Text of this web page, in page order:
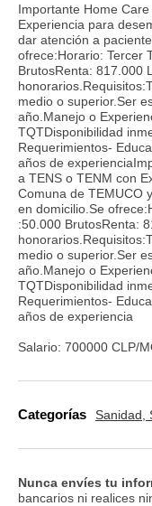
Importante Home
Experiencia para
dar atención a
ofrece:Horario: Tercer
BrutosRenta: 817.000
medio o superior.Ser
año.Manejo o
TQTDisponibilidad
Requerimientos-
años de
a TENS o TENM con
Comuna de TEMUCO
en domicilio.Se
:50.000 BrutosRenta:
medio o superior.Ser
año.Manejo o
TQTDisponibilidad
Requerimientos-
años de experiencia
Salario: 700000 CLP/
Categorías Sanidad,
Nunca envíes tu
bancarios ni realices